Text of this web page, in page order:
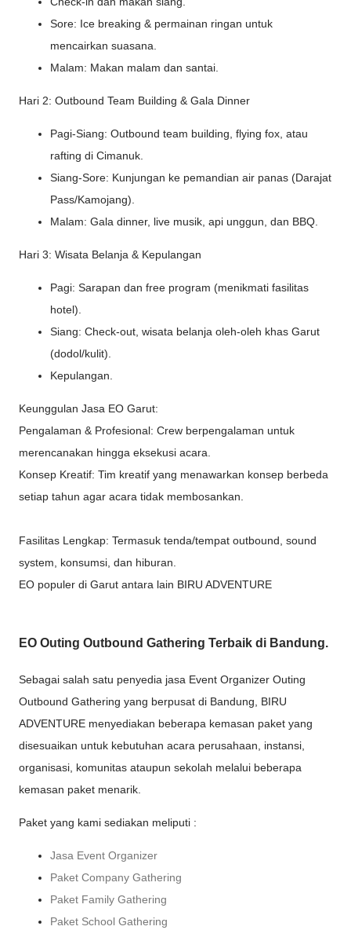
Sore: Ice breaking & permainan ringan untuk
mencairkan suasana.
Malam: Makan malam dan santai.
Hari 2: Outbound Team Building & Gala Dinner
Pagi-Siang: Outbound team building, flying fox, atau
rafting di Cimanuk.
Siang-Sore: Kunjungan ke pemandian air panas (Darajat
Pass/Kamojang).
Malam: Gala dinner, live musik, api unggun, dan BBQ.
Hari 3: Wisata Belanja & Kepulangan
Pagi: Sarapan dan free program (menikmati fasilitas
hotel).
Siang: Check-out, wisata belanja oleh-oleh khas Garut
(dodol/kulit).
Kepulangan.
Keunggulan Jasa EO Garut:
Pengalaman & Profesional: Crew berpengalaman untuk
merencanakan hingga eksekusi acara.
Konsep Kreatif: Tim kreatif yang menawarkan konsep berbeda
setiap tahun agar acara tidak membosankan.
Fasilitas Lengkap: Termasuk tenda/tempat outbound, sound
system, konsumsi, dan hiburan.
EO populer di Garut antara lain BIRU ADVENTURE
EO Outing Outbound Gathering Terbaik di Bandung.
Sebagai salah satu penyedia jasa Event Organizer Outing
Outbound Gathering yang berpusat di Bandung, BIRU
ADVENTURE menyediakan beberapa kemasan paket yang
disesuaikan untuk kebutuhan acara perusahaan, instansi,
organisasi, komunitas ataupun sekolah melalui beberapa
kemasan paket menarik.
Paket yang kami sediakan meliputi :
Jasa Event Organizer
Paket Company Gathering
Paket Family Gathering
Paket School Gathering